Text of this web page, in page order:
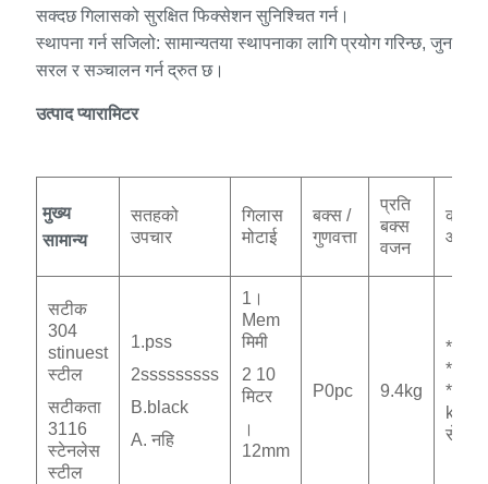
सक्दछ गिलासको सुरक्षित फिक्सेशन सुनिश्चित गर्न।
स्थापना गर्न सजिलो: सामान्यतया स्थापनाका लागि प्रयोग गरिन्छ, जुन
सरल र सञ्चालन गर्न द्रुत छ।
उत्पाद प्यारामिटर
मुख्य
सामान्य
सतहको
उपचार
गिलास
मोटाई
बक्स /
गुणवत्ता
प्रति
बक्स
वजन
कार्बन
आकार
सटीक
304
stinuest
स्टील
सटीकता
3116
स्टेनलेस
स्टील
1.pss
2sssssssss
B.black
A. नहि
1।
Mem
मिमी
2 10
मिटर
।
12mm
P0pc 9.4kg
* 36
* 2 *
* 1
km
सेमी